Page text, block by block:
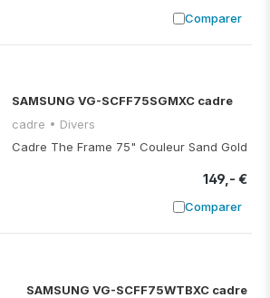
Comparer
Ajouter à
SAMSUNG VG-SCFF75SGMXC cadre
cadre • Divers
Cadre The Frame 75" Couleur Sand Gold
149,- €
Comparer
Ajouter à
SAMSUNG VG-SCFF75WTBXC cadre